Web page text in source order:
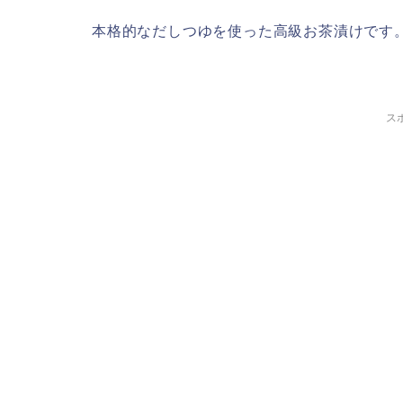
本格的なだしつゆを使った高級お茶漬けです。
ス